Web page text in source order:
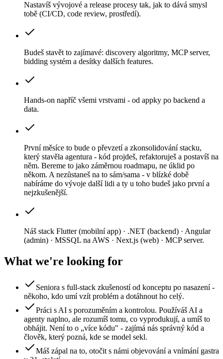
Nastavíš vývojové a release procesy tak, jak to dává smysl
tobě (CI/CD, code review, prostředí).
Budeš stavět to zajímavé: discovery algoritmy, MCP server,
bidding systém a desítky dalších features.
Hands-on napříč všemi vrstvami - od appky po backend a
data.
První měsíce to bude o převzetí a zkonsolidování stacku,
který stavěla agentura - kód projdeš, refaktoruješ a postavíš na
něm. Bereme to jako záměrnou roadmapu, ne úklid po
někom. A nezůstaneš na to sám/sama - v blízké době
nabíráme do vývoje další lidi a ty u toho budeš jako první a
nejzkušenější.
Náš stack Flutter (mobilní app) · .NET (backend) · Angular
(admin) · MSSQL na AWS · Next.js (web) · MCP server.
What we're looking for
Seniora s full-stack zkušeností od konceptu po nasazení -
někoho, kdo umí vzít problém a dotáhnout ho celý.
Práci s AI s porozuměním a kontrolou. Používáš AI a
agenty naplno, ale rozumíš tomu, co vyprodukují, a umíš to
obhájit. Není to o „více kódu" - zajímá nás správný kód a
člověk, který pozná, kde se model sekl.
Máš zápal na to, otočit s námi objevování a vnímání gastra